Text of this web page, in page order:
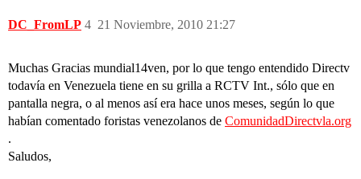
DC_FromLP 21 Noviembre, 2010 21:27
4
Muchas Gracias mundial14ven, por lo que tengo entendido Directv
todavía en Venezuela tiene en su grilla a RCTV Int., sólo que en
pantalla negra, o al menos así era hace unos meses, según lo que
habían comentado foristas venezolanos de ComunidadDirectvla.org
.
Saludos,